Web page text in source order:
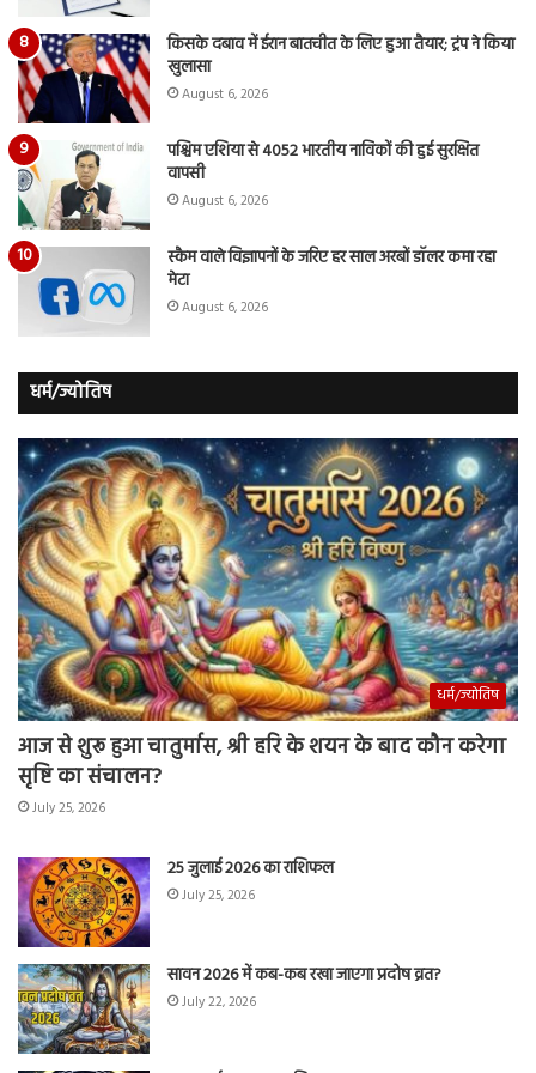
किसके दबाव में ईरान बातचीत के लिए हुआ तैयार; ट्रंप ने किया
खुलासा
August 6, 2026
पश्चिम एशिया से 4052 भारतीय नाविकों की हुई सुरक्षित
वापसी
August 6, 2026
स्कैम वाले विज्ञापनों के जरिए हर साल अरबों डॉलर कमा रहा
मेटा
August 6, 2026
धर्म/ज्योतिष
धर्म/ज्योतिष
आज से शुरू हुआ चातुर्मास, श्री हरि के शयन के बाद कौन करेगा
सृष्टि का संचालन?
July 25, 2026
25 जुलाई 2026 का राशिफल
July 25, 2026
सावन 2026 में कब-कब रखा जाएगा प्रदोष व्रत?
July 22, 2026